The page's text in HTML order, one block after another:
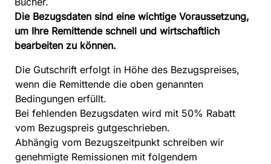
Die Bezugsdaten sind eine wichtige Voraussetzung,
um Ihre Remittende schnell und wirtschaftlich
bearbeiten zu können.
Die Gutschrift erfolgt in Höhe des Bezugspreises,
wenn die Remittende die oben genannten
Bedingungen erfüllt.
Bei fehlenden Bezugsdaten wird mit 50% Rabatt
vom Bezugspreis gutgeschrieben.
Abhängig vom Bezugszeitpunkt schreiben wir
genehmigte Remissionen mit folgendem